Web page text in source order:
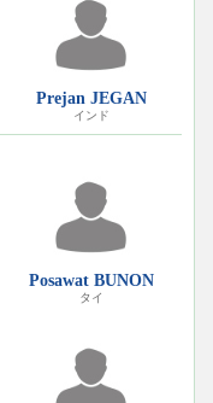
Prejan JEGAN
インド
Posawat BUNON
タイ